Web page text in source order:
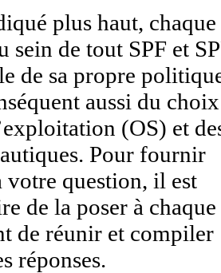
plus haut, chaque
sein de tout SPF et
de sa propre
aussi du choix
(OS) et
Pour fournir
votre question, il est
de la poser à chaque
de réunir et compiler
réponses.